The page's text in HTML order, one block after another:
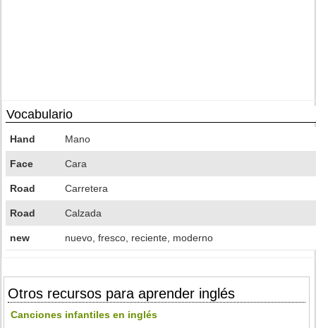
Vocabulario
Hand Mano
Face Cara
Road Carretera
Road Calzada
new nuevo, fresco, reciente, moderno
Otros recursos para aprender inglés
Canciones infantiles en inglés